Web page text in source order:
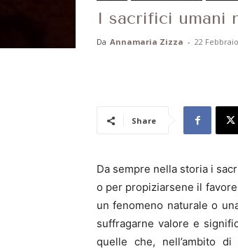
I sacrifici umani
Da Annamaria Zizza - 22
Share
Da sempre nella storia i
o per propiziarsene il
un fenomeno naturale o
suffragarne valore e
quelle che, nell’ambito